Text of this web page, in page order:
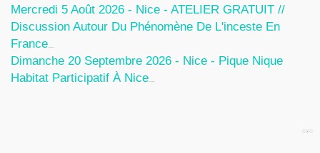
Mercredi 5 Août 2026 - Nice - ATELIER GRATUIT //
Discussion Autour Du Phénomène De L'inceste En
France
Dimanche 20 Septembre 2026 - Nice - Pique Nique
Habitat Participatif À Nice